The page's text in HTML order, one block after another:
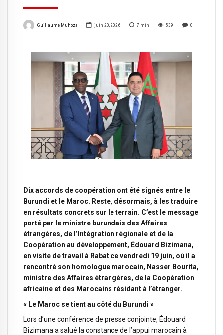
Guillaume Muhoza juin 20, 2026 7 min 539 0
Dix accords de coopération ont été signés entre le
Burundi et le Maroc. Reste, désormais, à les traduire
en résultats concrets sur le terrain. C’est le message
porté par le ministre burundais des Affaires
étrangères, de l’Intégration régionale et de la
Coopération au développement, Édouard Bizimana,
en visite de travail à Rabat ce vendredi 19 juin, où il a
rencontré son homologue marocain, Nasser Bourita,
ministre des Affaires étrangères, de la Coopération
africaine et des Marocains résidant à l’étranger.
« Le Maroc se tient au côté du Burundi »
Lors d’une conférence de presse conjointe, Édouard
Bizimana a salué la constance de l’appui marocain à